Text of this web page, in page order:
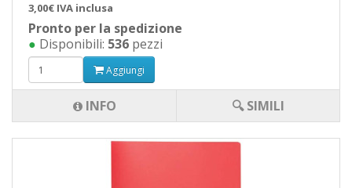
3,00€ IVA inclusa
Pronto per la spedizione
● Disponibili: 536 pezzi
Aggiungi
INFO 🔍 SIMILI